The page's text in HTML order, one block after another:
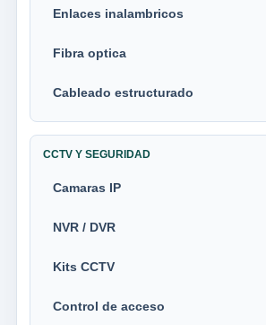
Enlaces inalambricos
Fibra optica
Cableado estructurado
CCTV Y SEGURIDAD
Camaras IP
NVR / DVR
Kits CCTV
Control de acceso